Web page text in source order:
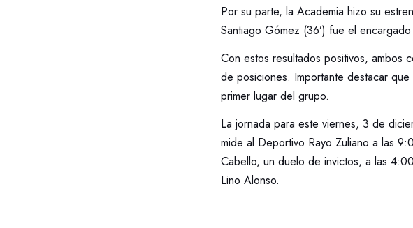
Por su parte, la Academia hizo su
Santiago Gómez (36’) fue el
Con estos resultados positivos, ambos
de posiciones. Importante destacar
primer lugar del grupo.
La jornada para este viernes, 3 de
mide al Deportivo Rayo Zuliano a las
Cabello, un duelo de invictos, a las
Lino Alonso.